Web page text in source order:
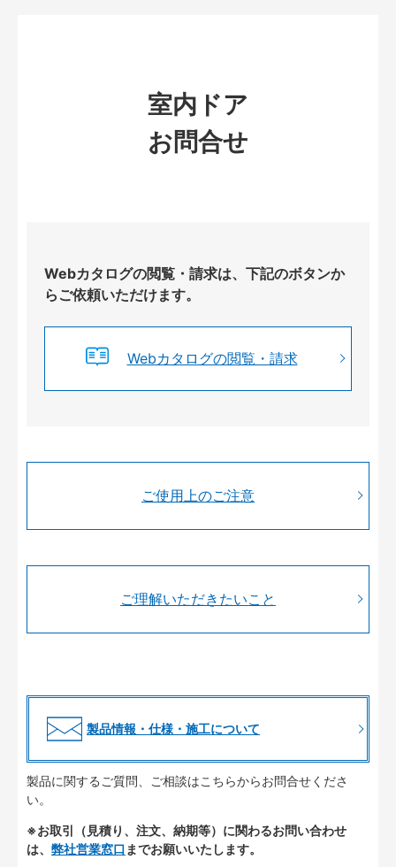
室内ドア
お問合せ
Webカタログの閲覧・請求は、下記のボタンか
らご依頼いただけます。
Webカタログの閲覧・請求
ご使用上のご注意
ご理解いただきたいこと
製品情報・仕様・施工について
製品に関するご質問、ご相談はこちらからお問合せくださ
い。
※お取引（見積り、注文、納期等）に関わるお問い合わせ
は、 弊社営業窓口 までお願いいたします。